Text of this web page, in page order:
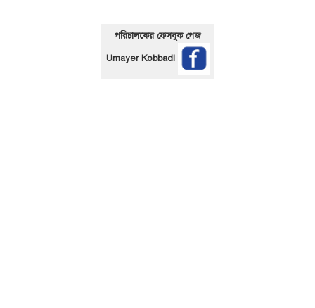
পরিচালকের ফেসবুক পেজ
Umayer Kobbadi